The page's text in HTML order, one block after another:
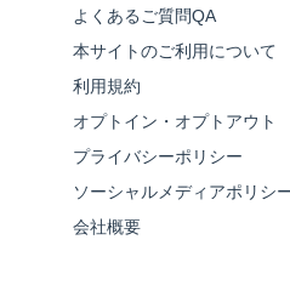
よくあるご質問QA
本サイトのご利用について
利用規約
オプトイン・オプトアウト
プライバシーポリシー
ソーシャルメディアポリシ
会社概要